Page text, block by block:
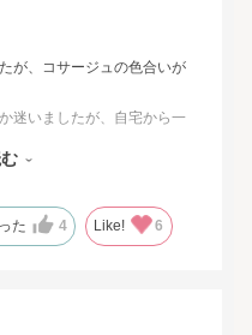
が、コサージュの色合いが
迷いましたが、自宅から一
っくりと検討することがで
も便利だと思いました。
た 4 Like! 6